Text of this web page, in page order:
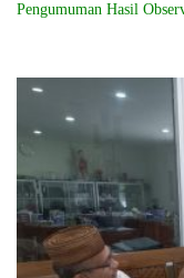
Pengumuman Hasil